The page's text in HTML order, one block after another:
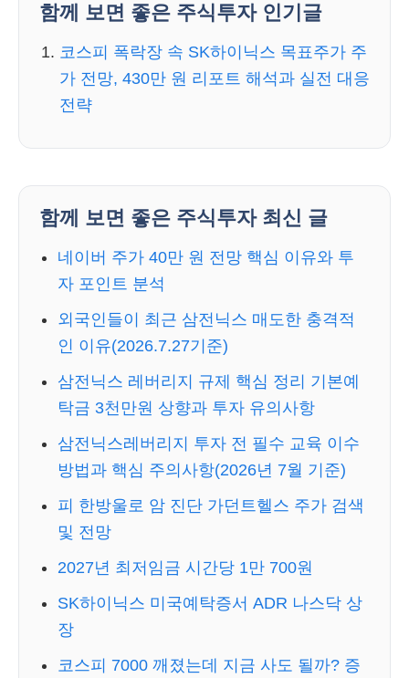
함께 보면 좋은 주식투자 인기글
코스피 폭락장 속 SK하이닉스 목표주가 주
가 전망, 430만 원 리포트 해석과 실전 대응
전략
함께 보면 좋은 주식투자 최신 글
네이버 주가 40만 원 전망 핵심 이유와 투
자 포인트 분석
외국인들이 최근 삼전닉스 매도한 충격적
인 이유(2026.7.27기준)
삼전닉스 레버리지 규제 핵심 정리 기본예
탁금 3천만원 상향과 투자 유의사항
삼전닉스레버리지 투자 전 필수 교육 이수
방법과 핵심 주의사항(2026년 7월 기준)
피 한방울로 암 진단 가던트헬스 주가 검색
및 전망
2027년 최저임금 시간당 1만 700원
SK하이닉스 미국예탁증서 ADR 나스닥 상
장
코스피 7000 깨졌는데 지금 사도 될까? 증